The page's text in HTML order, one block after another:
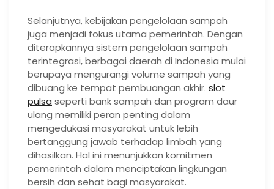
Selanjutnya, kebijakan pengelolaan sampah
juga menjadi fokus utama pemerintah. Dengan
diterapkannya sistem pengelolaan sampah
terintegrasi, berbagai daerah di Indonesia mulai
berupaya mengurangi volume sampah yang
dibuang ke tempat pembuangan akhir. slot
pulsa seperti bank sampah dan program daur
ulang memiliki peran penting dalam
mengedukasi masyarakat untuk lebih
bertanggung jawab terhadap limbah yang
dihasilkan. Hal ini menunjukkan komitmen
pemerintah dalam menciptakan lingkungan
bersih dan sehat bagi masyarakat.